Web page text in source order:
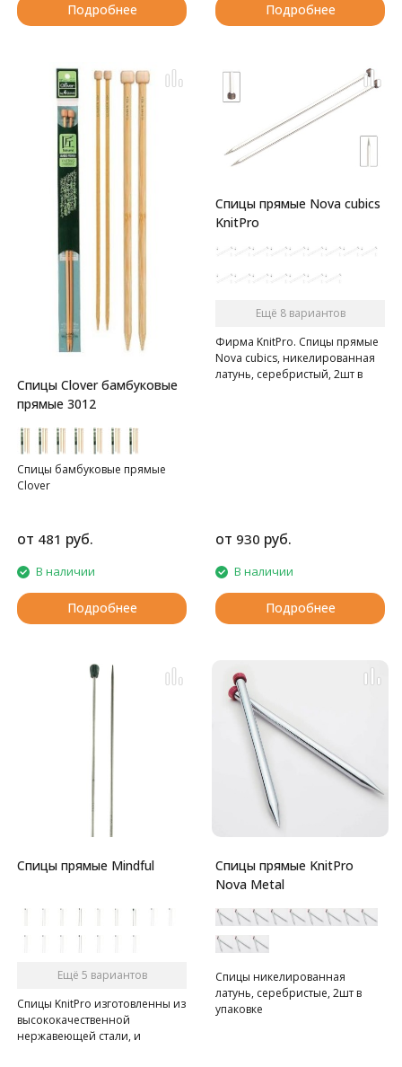
Подробнее Подробнее
Спицы Clover бамбуковые
прямые 3012
Спицы бамбуковые прямые
Clover
от 481 руб.
В наличии
Подробнее
Спицы прямые Nova cubics
KnitPro
Ещё 8 вариантов
Фирма KnitPro. Спицы прямые
Nova cubics, никелированная
латунь, серебристый, 2шт в
от 930 руб.
В наличии
Подробнее
Спицы прямые Mindful
Ещё 5 вариантов
Cпицы KnitPro изготовленны из
высококачественной
нержавеющей стали, и
Спицы прямые KnitPro
Nova Metal
Спицы никелированная
латунь, серебристые, 2шт в
упаковке